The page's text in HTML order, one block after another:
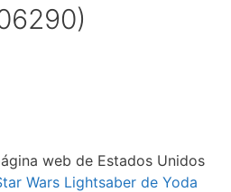
web de Estados Unidos
Wars Lightsaber de Yoda